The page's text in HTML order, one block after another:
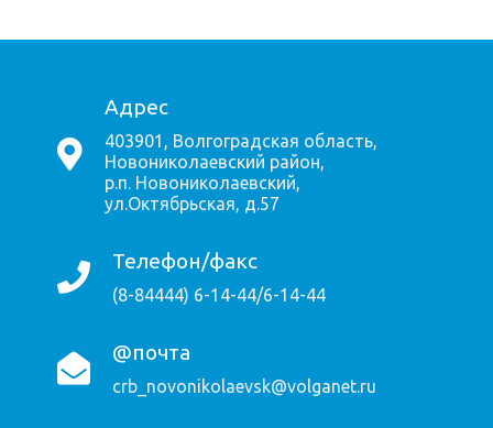
Адрес
403901, Волгоградская область,
Новониколаевский район,
р.п. Новониколаевский,
ул.Октябрьская, д.57
Телефон/факс
(8-84444) 6-14-44/6-14-44
@почта
crb_novonikolaevsk@volganet.ru